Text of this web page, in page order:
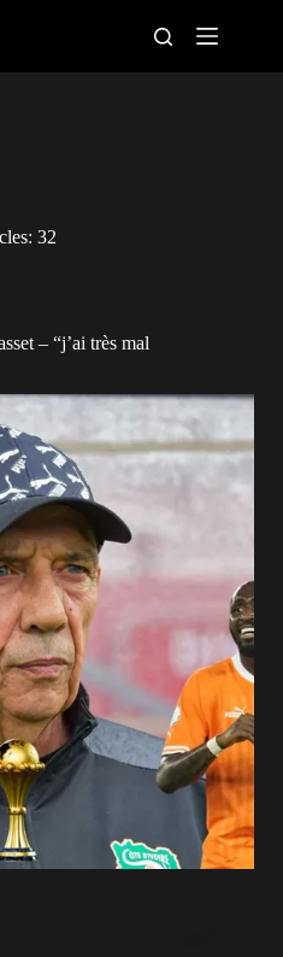
sportifs
32
– “j’ai très mal